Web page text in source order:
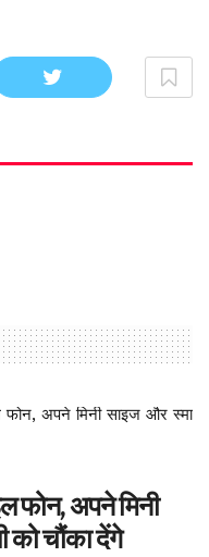
अपने मिनी साइज और स्मार्ट
फोन, अपने मिनी
को चौंका देंगे